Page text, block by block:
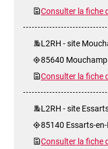
Consulter la fiche
L2RH - site
85640
Consulter la fiche
L2RH - site
85140 Essarts-
Consulter la fiche